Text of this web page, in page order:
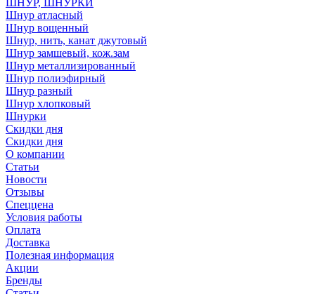
ШНУР, ШНУРКИ
Шнур атласный
Шнур вощенный
Шнур, нить, канат джутовый
Шнур замшевый, кож.зам
Шнур металлизированный
Шнур полиэфирный
Шнур разный
Шнур хлопковый
Шнурки
Скидки дня
Скидки дня
О компании
Статьи
Новости
Отзывы
Спеццена
Условия работы
Оплата
Доставка
Полезная информация
Акции
Бренды